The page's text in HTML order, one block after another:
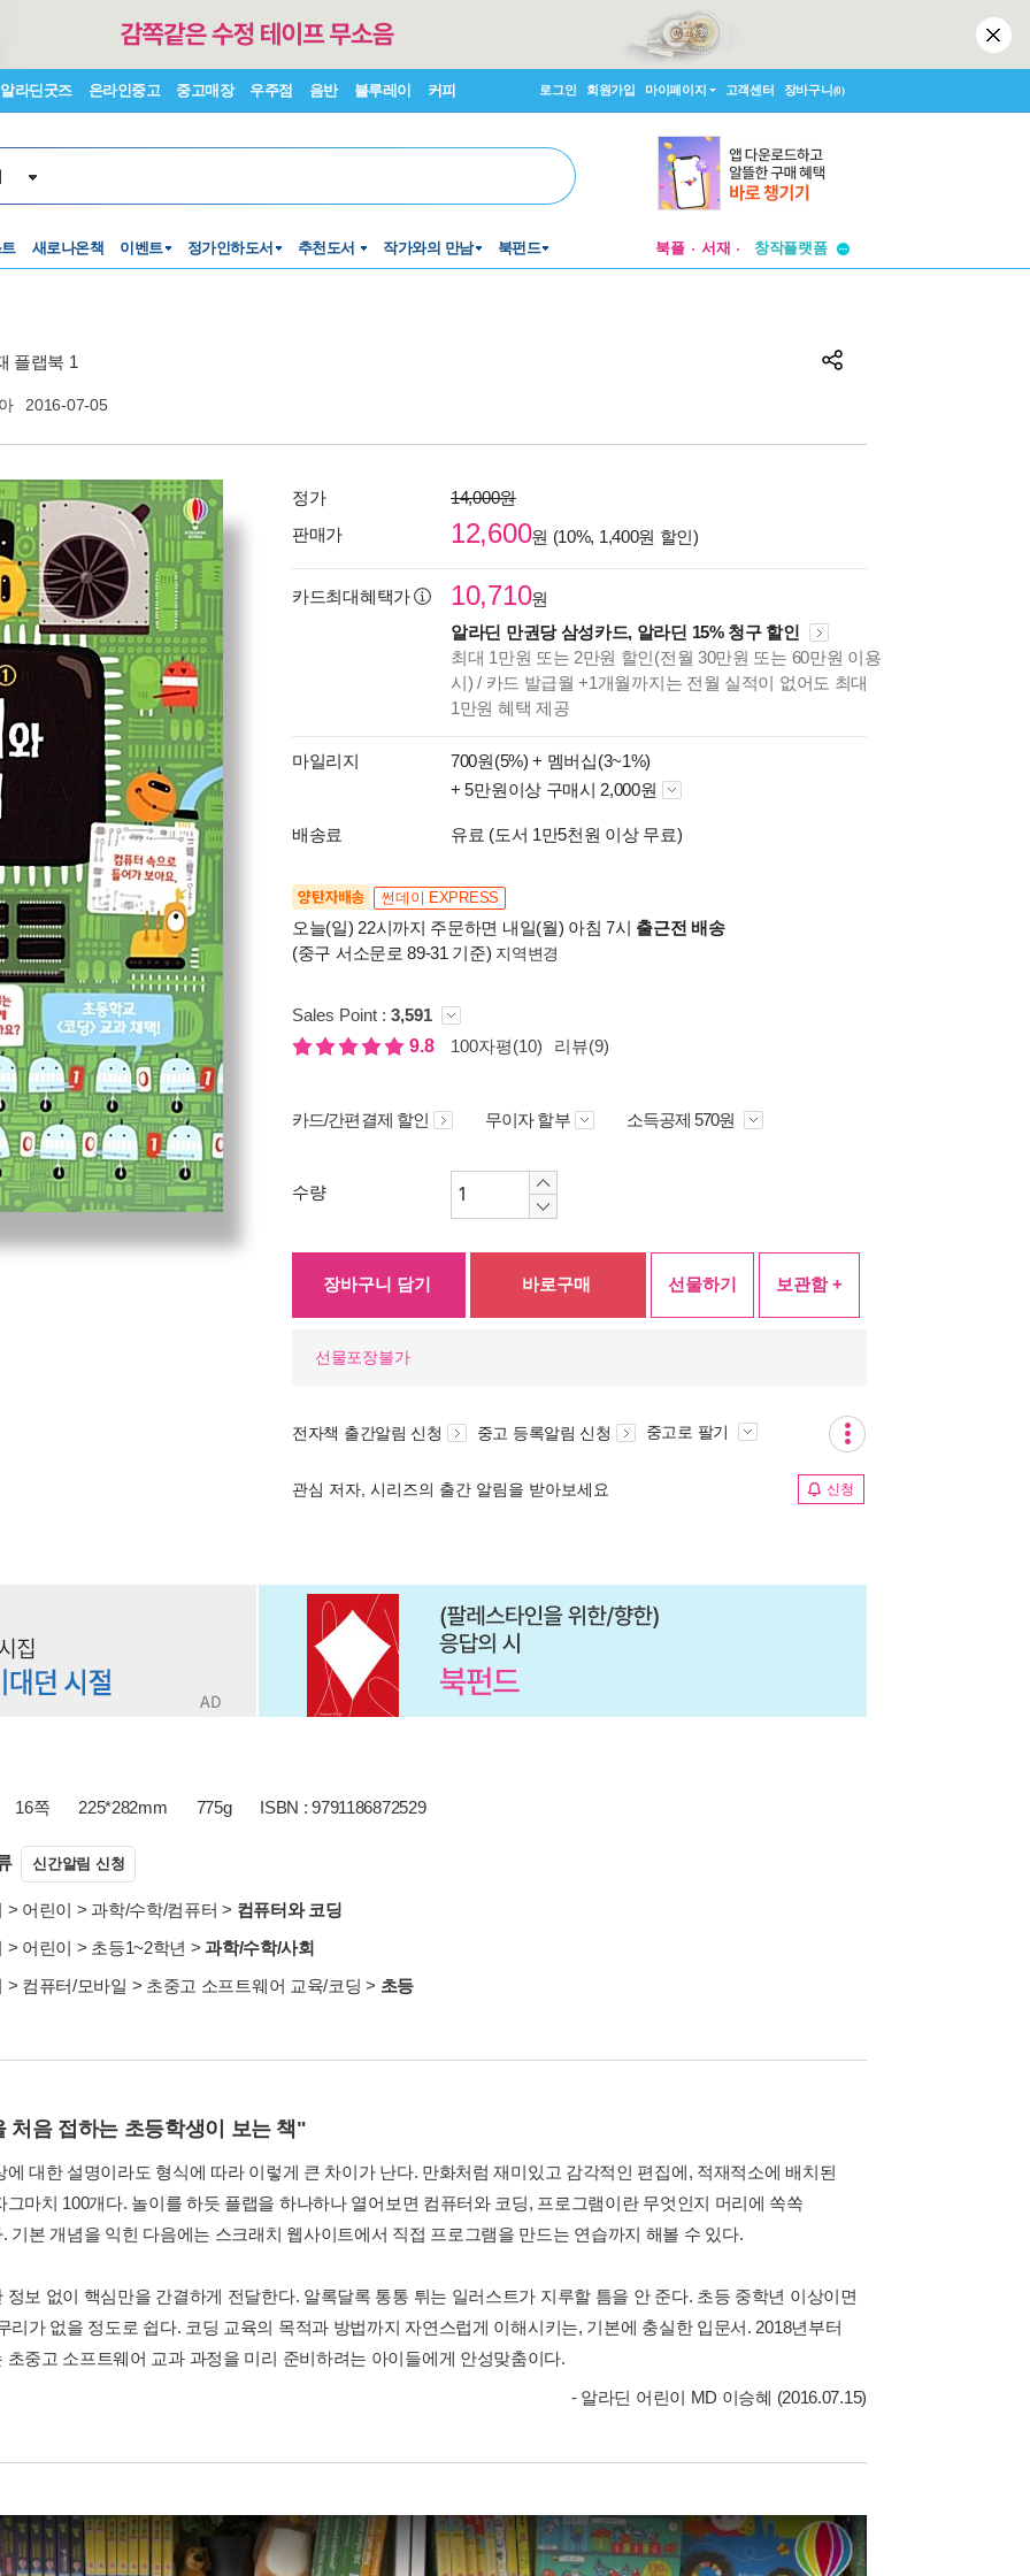
알라딘굿즈 온라인중고 중고매장 우주점 음반 블루레이 커피 로그인 회원가입 마이페이지 고객센터 장바구니(0)
새로나온책 이벤트 정가인하도서 추천도서 작가와의 만남 북펀드 북플 서재
창작플랫폼
플랩북 1
2016-07-05
정가
14,000원
판매가
12,600원 (10%, 1,400원 할인)
카드최대혜택가 10,710원
알라딘 만권당 삼성카드, 알라딘 15% 청구 할인
최대 1만원 또는 2만원 할인(전월 30만원 또는 60만원 이용
시) / 카드 발급월 +1개월까지는 전월 실적이 없어도 최대
1만원 혜택 제공
마일리지 700원(5%) + 멤버십(3~1%)
+ 5만원이상 구매시 2,000원
배송료 유료 (도서 1만5천원 이상 무료)
양탄자배송 썬데이 EXPRESS
오늘(일) 22시까지 주문하면 내일(월) 아침 7시 출근전 배송
(중구 서소문로 89-31 기준) 지역변경
Sales Point : 3,591
9.8
100자평(10) 리뷰(9)
카드/간편결제 할인 무이자 할부 소득공제 570원
수량
장바구니 담기 바로구매 선물하기 보관함 +
선물포장불가
전자책 출간알림 신청 중고 등록알림 신청 중고로 팔기
관심 저자, 시리즈의 출간 알림을 받아보세요 신청
16쪽 225*282mm 775g ISBN : 9791186872529
신간알림 신청
> 어린이 >과학/수학/컴퓨터 > 컴퓨터와 코딩
> 어린이 > 초등1~2학년 >과학/수학/사회
> 컴퓨터/모바일 > 초중고 소프트웨어 교육/코딩 > 초등
처음 접하는 초등학생이 보는 책"
에 대한 설명이라도 형식에 따라 이렇게 큰 차이가 난다. 만화처럼 재미있고 감각적인 편집에, 적재적소에 배치된
그마치 100개다. 놀이를 하듯 플랩을 하나하나 열어보면 컴퓨터와 코딩, 프로그램이란 무엇인지 머리에 쏙쏙
기본 개념을 익힌 다음에는 스크래치 웹사이트에서 직접 프로그램을 만드는 연습까지 해볼 수 있다.
정보 없이 핵심만을 간결하게 전달한다. 알록달록 통통 튀는 일러스트가 지루할 틈을 안 준다. 초등 중학년 이상이면
리가 없을 정도로 쉽다. 코딩 교육의 목적과 방법까지 자연스럽게 이해시키는, 기본에 충실한 입문서. 2018년부터
초중고 소프트웨어 교과 과정을 미리 준비하려는 아이들에게 안성맞춤이다.
- 알라딘 어린이 MD 이승혜 (2016.07.15)